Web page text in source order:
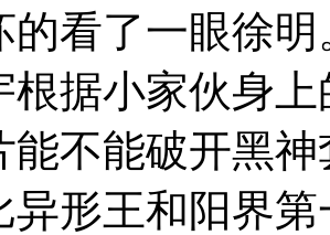
的看了一眼徐
根据小家伙身
能不能破开黑
异形王和阳界